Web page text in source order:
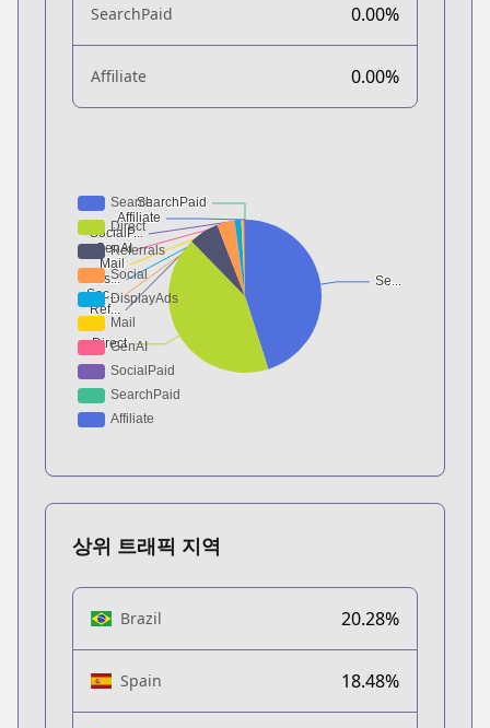
SearchPaid 0.00%
Affiliate 0.00%
상위 트래픽 지역
Brazil 20.28%
Spain 18.48%